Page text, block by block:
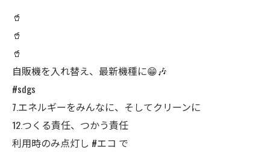
🥤
🥤
🥤
自販機を入れ替え、最新機種に😁🎶
#sdgs
7.エネルギーをみんなに、そしてクリーンに
12.つくる責任、つかう責任
利用時のみ点灯し #エコ で